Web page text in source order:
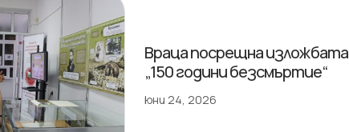
Враца посрещна изложбата
„150 години безсмъртие“
юни 24, 2026